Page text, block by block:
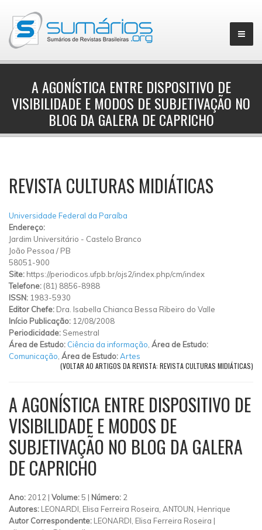
▼
A AGONÍSTICA ENTRE DISPOSITIVO DE
VISIBILIDADE E MODOS DE SUBJETIVAÇÃO NO
BLOG DA GALERA DE CAPRICHO
REVISTA CULTURAS MIDIÁTICAS
Universidade Federal da Paraíba
Endereço:
Jardim Universitário - Castelo Branco
João Pessoa / PB
58051-900
Site: https://periodicos.ufpb.br/ojs2/index.php/cm/index
Telefone: (81) 8856-8988
ISSN: 1983-5930
Editor Chefe: Dra. Isabella Chianca Bessa Ribeiro do Valle
Início Publicação: 12/08/2008
Periodicidade: Semestral
Área de Estudo: Ciência da informação Área de Estudo:
Comunicação Área de Estudo:Artes
(VOLTAR AO ARTIGOS DA REVISTA: REVISTA CULTURAS MIDIÁTICAS)
A AGONÍSTICA ENTRE DISPOSITIVO DE
VISIBILIDADE E MODOS DE
SUBJETIVAÇÃO NO BLOG DA GALERA
DE CAPRICHO
Ano: 2012 | Volume:5 | Número: 2
Autores: LEONARDI, Elisa Ferreira Roseira, ANTOUN, Henrique
Autor Correspondente: LEONARDI, Elisa Ferreira Roseira |